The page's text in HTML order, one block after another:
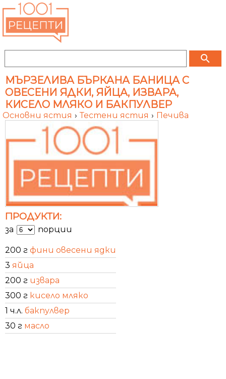
search
МЪРЗЕЛИВА БЪРКАНА БАНИЦА С
ОВЕСЕНИ ЯДКИ, ЯЙЦА, ИЗВАРА,
КИСЕЛО МЛЯКО И БАКПУЛВЕР
Основни ястия › Тестени ястия › Печива
ПРОДУКТИ:
за порции
200 г фини овесени ядки
3 яйца
200 г извара
300 г кисело мляко
1 ч.л. бакпулвер
30 г масло